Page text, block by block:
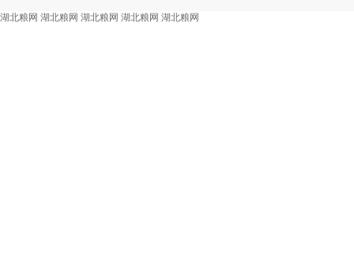
湖北粮网 湖北粮网 湖北粮网 湖北粮网 湖北粮网